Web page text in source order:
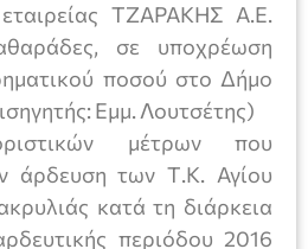
ΤΖΑΡΑΚΗΣ Α.Ε.
σε υποχρέωση
ποσού στο Δήμο
Εμμ. Λουτσέτης)
μέτρων που
άρδευση των Τ.Κ. Αγίου
κατά τη διάρκεια
περιόδου 2016